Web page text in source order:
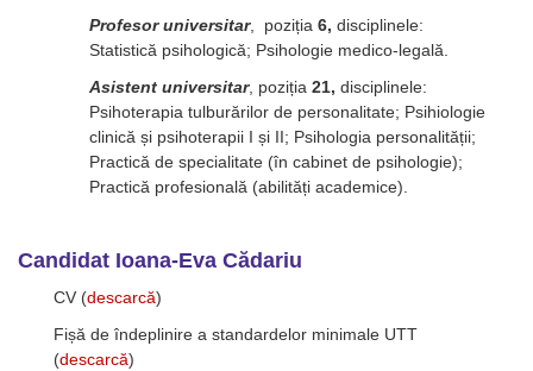
Profesor universitar, poziția 6, disciplinele:
Statistică psihologică; Psihologie medico-legală.
Asistent universitar, poziția 21, disciplinele:
Psihoterapia tulburărilor de personalitate; Psihiologie
clinică și psihoterapii I și II; Psihologia personalității;
Practică de specialitate (în cabinet de psihologie);
Practică profesională (abilități academice).
Candidat Ioana-Eva Cădariu
CV (descarcă)
Fișă de îndeplinire a standardelor minimale UTT
(descarcă)